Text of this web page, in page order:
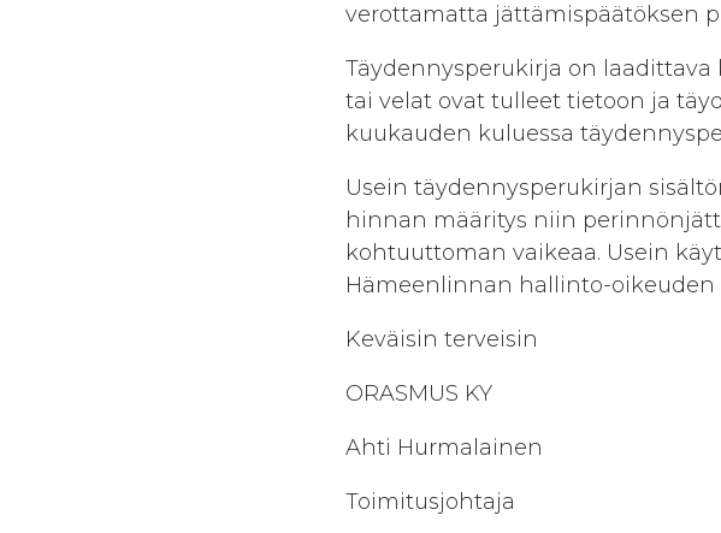
verottamatta jättämispäätöksen
Täydennysperukirja on
tai velat ovat tulleet tietoon ja
kuukauden kuluessa
Usein täydennysperukirjan
hinnan määritys niin
kohtuuttoman vaikeaa. Usein
Hämeenlinnan hallinto-oikeuden
Keväisin terveisin
ORASMUS KY
Ahti Hurmalainen
Toimitusjohtaja